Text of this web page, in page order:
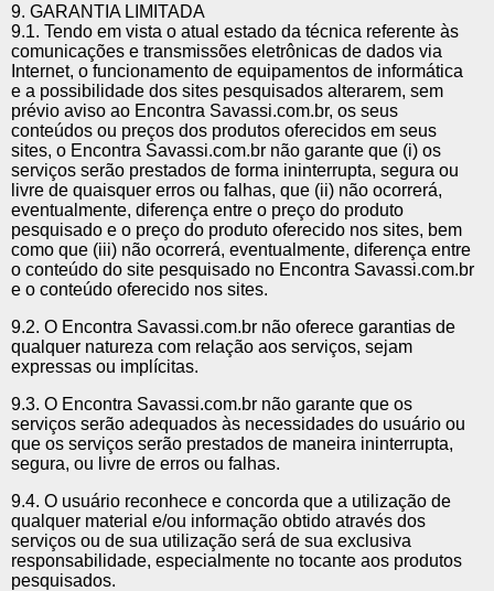
9. GARANTIA LIMITADA
9.1. Tendo em vista o atual estado da técnica referente às
comunicações e transmissões eletrônicas de dados via
Internet, o funcionamento de equipamentos de informática
e a possibilidade dos sites pesquisados alterarem, sem
prévio aviso ao Encontra Savassi.com.br, os seus
conteúdos ou preços dos produtos oferecidos em seus
sites, o Encontra Savassi.com.br não garante que (i) os
serviços serão prestados de forma ininterrupta, segura ou
livre de quaisquer erros ou falhas, que (ii) não ocorrerá,
eventualmente, diferença entre o preço do produto
pesquisado e o preço do produto oferecido nos sites, bem
como que (iii) não ocorrerá, eventualmente, diferença entre
o conteúdo do site pesquisado no Encontra Savassi.com.br
e o conteúdo oferecido nos sites.
9.2. O Encontra Savassi.com.br não oferece garantias de
qualquer natureza com relação aos serviços, sejam
expressas ou implícitas.
9.3. O Encontra Savassi.com.br não garante que os
serviços serão adequados às necessidades do usuário ou
que os serviços serão prestados de maneira ininterrupta,
segura, ou livre de erros ou falhas.
9.4. O usuário reconhece e concorda que a utilização de
qualquer material e/ou informação obtido através dos
serviços ou de sua utilização será de sua exclusiva
responsabilidade, especialmente no tocante aos produtos
pesquisados.